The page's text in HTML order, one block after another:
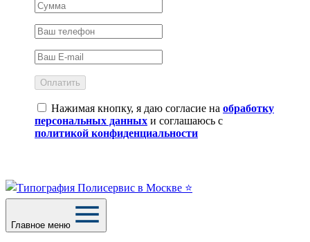
Оплатить
Нажимая кнопку, я даю согласие на обработку
персональных данных и соглашаюсь с
политикой конфиденциальности
Главное меню